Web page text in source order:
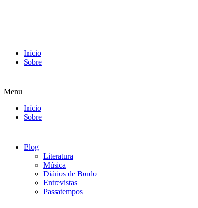
Início
Sobre
Menu
Início
Sobre
Blog
Literatura
Música
Diários de Bordo
Entrevistas
Passatempos